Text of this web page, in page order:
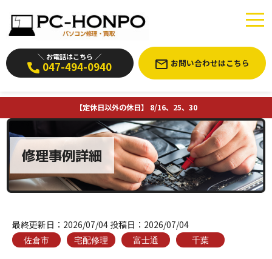
＼ お電話はこちら ／
047-494-0940 お問い合わせはこちら
【定休日以外の休日】 8/16、25、30
修理事例詳細
最終更新日： 2026/07/04 投稿日： 2026/07/04
佐倉市 宅配修理 富士通 千葉